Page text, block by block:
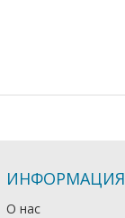
ИНФОРМАЦИЯ
О нас